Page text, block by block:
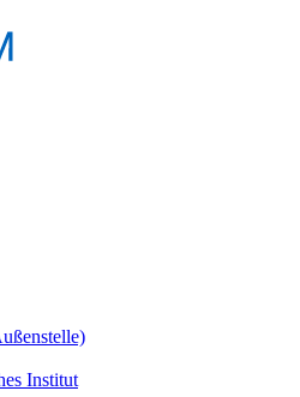
Institut